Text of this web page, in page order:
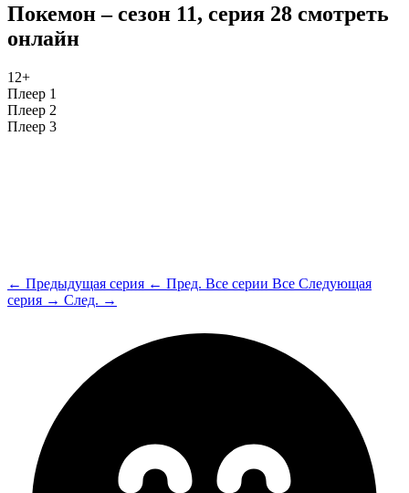
Покемон – сезон 11, серия 28 смотреть
онлайн
12+
Плеер 1
Плеер 2
Плеер 3
← Предыдущая серия ← Пред. Все серии Все Следующая
серия → След. →